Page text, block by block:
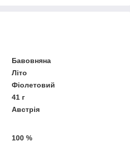
Бавовняна
Літо
Фіолетовий
41 г
Австрія
100 %